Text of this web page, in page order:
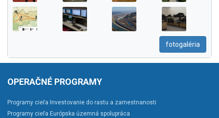
fotogaléria
OPERAČNÉ PROGRAMY
Programy cieľa Investovanie do rastu a zamestnanosti
Programy cieľa Európska územná spolupráca